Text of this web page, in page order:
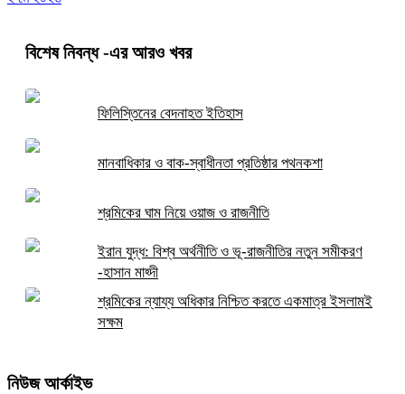
বিশেষ নিবন্ধ-এর আরও খবর
ফিলিস্তিনের বেদনাহত ইতিহাস
মানবাধিকার ও বাক-স্বাধীনতা প্রতিষ্ঠার পথনকশা
শ্রমিকের ঘাম নিয়ে ওয়াজ ও রাজনীতি
ইরান যুদ্ধ: বিশ্ব অর্থনীতি ও ভূ-রাজনীতির নতুন সমীকরণ
-হাসান মাহ্দী
শ্রমিকের ন্যায্য অধিকার নিশ্চিত করতে একমাত্র ইসলামই
সক্ষম
নিউজ আর্কাইভ